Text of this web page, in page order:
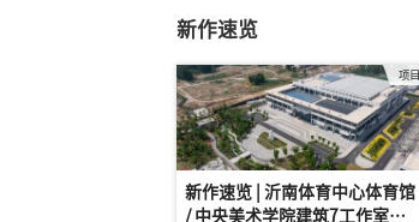
新作速览
项目
新作速览 | 沂南体育中心体育馆
/ 中央美术学院建筑7工作室